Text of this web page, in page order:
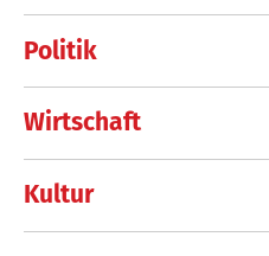
Politik
Wirtschaft
Kultur